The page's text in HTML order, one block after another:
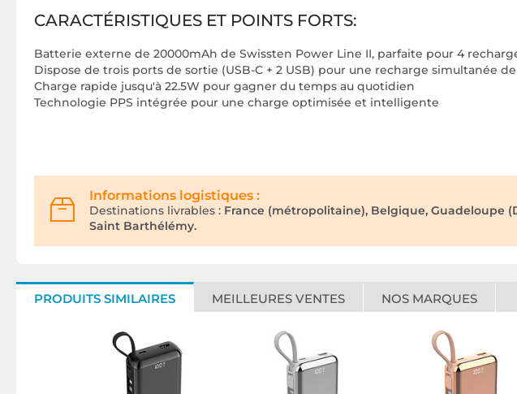
CARACTÉRISTIQUES ET POINTS FORTS:
Batterie externe de 20000mAh de Swissten Power Line II, parfaite pour 4
Dispose de trois ports de sortie (USB-C + 2 USB) pour une recharge simultanée
Charge rapide jusqu'à 22.5W pour gagner du temps au quotidien
Technologie PPS intégrée pour une charge optimisée et intelligente
Informations logistiques :
Destinations livrables : France (métropolitaine), Belgique, Guadeloupe
Saint Barthélémy.
PRODUITS SIMILAIRES MEILLEURES VENTES NOS MARQUES